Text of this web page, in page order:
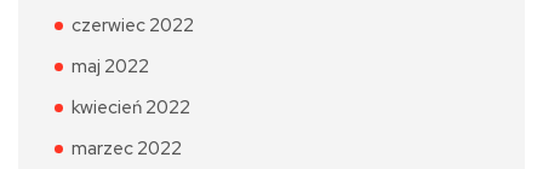
czerwiec 2022
maj 2022
kwiecień 2022
marzec 2022